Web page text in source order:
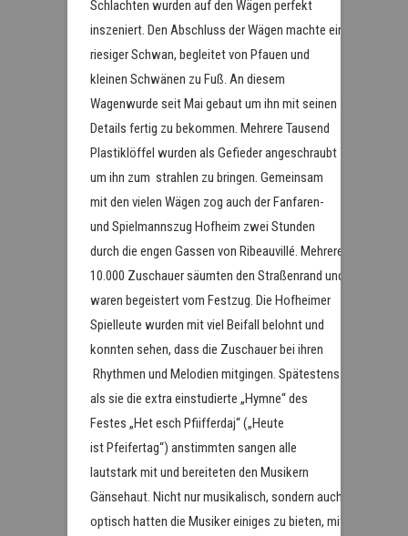
Schlachten wurden auf den Wägen perfekt
inszeniert. Den Abschluss der Wägen machte ein
riesiger Schwan, begleitet von Pfauen und
kleinen Schwänen zu Fuß. An diesem
Wagenwurde seit Mai gebaut um ihn mit seinen
Details fertig zu bekommen. Mehrere Tausend
Plastiklöffel wurden als Gefieder angeschraubt
um ihn zum strahlen zu bringen. Gemeinsam
mit den vielen Wägen zog auch der Fanfaren-
und Spielmannszug Hofheim zwei Stunden
durch die engen Gassen von Ribeauvillé. Mehrere
10.000 Zuschauer säumten den Straßenrand und
waren begeistert vom Festzug. Die Hofheimer
Spielleute wurden mit viel Beifall belohnt und
konnten sehen, dass die Zuschauer bei ihren
Rhythmen und Melodien mitgingen. Spätestens
als sie die extra einstudierte „Hymne“ des
Festes „Het esch Pfiifferdaj“ („Heute
ist Pfeifertag“) anstimmten sangen alle
lautstark mit und bereiteten den Musikern
Gänsehaut. Nicht nur musikalisch, sondern auch
optisch hatten die Musiker einiges zu bieten, mit